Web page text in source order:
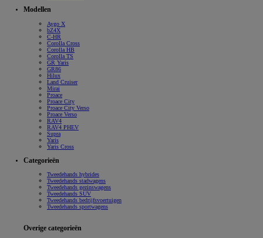
Modellen
Aygo X
bZ4X
C-HR
Corolla Cross
Corolla HB
Corolla TS
GR Yaris
GR86
Hilux
Land Cruiser
Mirai
Proace
Proace City
Proace City Verso
Proace Verso
RAV4
RAV4 PHEV
Supra
Yaris
Yaris Cross
Categorieën
Tweedehands hybrides
Tweedehands stadwagens
Tweedehands gezinswagens
Tweedehands SUV
Tweedehands bedrijfsvoertuigen
Tweedehands sportwagens
Overige categorieën